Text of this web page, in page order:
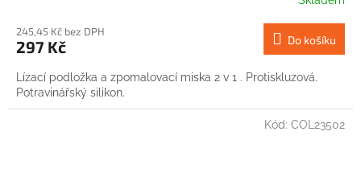
245,45 Kč bez DPH
297 Kč Do košíku
Lízací podložka a zpomalovací miska 2 v 1 . Protiskluzová.
Potravinářský silikon.
Kód: COL23502